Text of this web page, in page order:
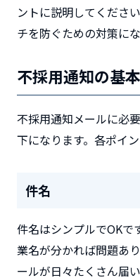
ントに説明してくださ
チを防ぐための対策にな
不採用通知の基
不採用通知メールに必
下になります。各ポイ
件名
件名はシンプルでOKで
業名が分かれば問題あ
ールが日々たくさん届